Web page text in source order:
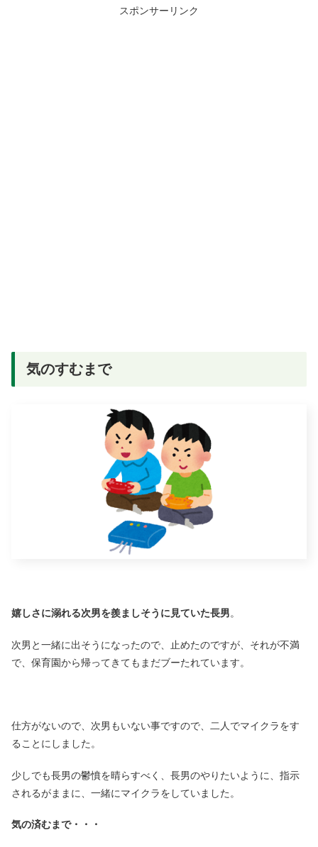
スポンサーリンク
気のすむまで
嬉しさに溺れる次男を羨ましそうに見ていた長男。
次男と一緒に出そうになったので、止めたのですが、それが不満
で、保育園から帰ってきてもまだブーたれています。
仕方がないので、次男もいない事ですので、二人でマイクラをす
ることにしました。
少しでも長男の鬱憤を晴らすべく、長男のやりたいように、指示
されるがままに、一緒にマイクラをしていました。
気の済むまで・・・